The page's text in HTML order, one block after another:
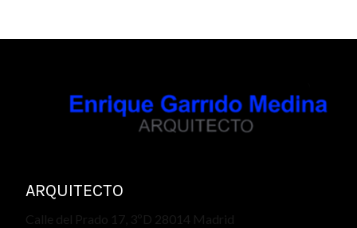
ARQUITECTO
Calle del Prado 17, 3ºD 28014 Madrid